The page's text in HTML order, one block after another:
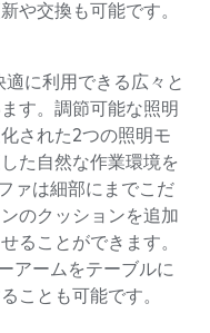
や交換も可能です。
に利用できる広々と
す。調節可能な照明
された2つの照明モ
た自然な作業環境を
ァは細部にまでこだ
のクッションを追加
ることができます。
アームをテーブルに
ことも可能です。